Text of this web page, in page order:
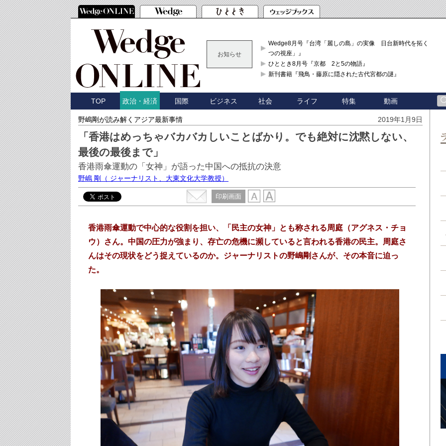
お知らせ
Wedge8月号『台湾「麗しの島」の実像 日台新時代を拓く「3
つの視座」』
ひととき8月号『京都 2と5の物語』
新刊書籍『飛鳥・藤原に隠された古代宮都の謎』
TOP 政治・経済 国際 ビジネス 社会 ライフ 特集 動画
野嶋剛が読み解くアジア最新事情 2019年1月9日
「香港はめっちゃバカバカしいことばかり。でも絶対に沈黙しない、
最後の最後まで」
香港雨傘運動の「女神」が語った中国への抵抗の決意
野嶋 剛 （ ジャーナリスト、大東文化大学教授）
印刷画面
香港雨傘運動で中心的な役割を担い、「民主の女神」とも称される周庭（アグネス・チョ
ウ）さん。中国の圧力が強まり、存亡の危機に瀕していると言われる香港の民主。周庭さ
んはその現状をどう捉えているのか。ジャーナリストの野嶋剛さんが、その本音に迫っ
た。